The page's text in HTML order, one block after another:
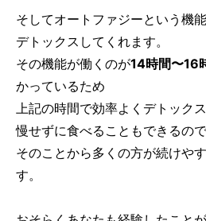
そしてオートファジーという機
デトックスしてくれます。
その機能が働くのが14時間〜16
かっているため
上記の時間で効率よくデトック
慢せずに食べることもできるので
そのことから多くの方が続けや
す。